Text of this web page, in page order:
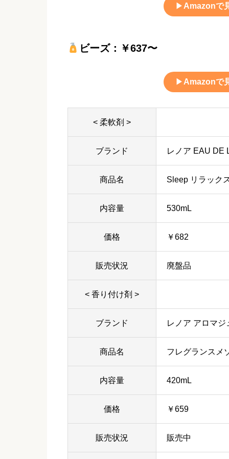
▶ Amazonで
ビーズ：￥637〜
▶ Amazonで
< 柔軟剤 >
ブランド レノア EAU DE
商品名 Sleep リラック
内容量 530mL
価格 ￥682
販売状況 廃盤品
< 香り付け剤 >
ブランド レノア アロマジ
商品名 フレグランスメ
内容量 420mL
価格 ￥659
販売状況 販売中